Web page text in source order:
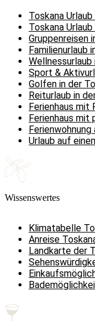
Toskana
Toskana
Gruppenreisen
Familienurlaub
Wellnessurlaub
Sport &
Golfen in der
Reiturlaub in
Ferienhaus mit
Ferienhaus mit
Ferienwohnung
Urlaub auf
Wissenswertes
Klimatabelle
Anreise
Landkarte der